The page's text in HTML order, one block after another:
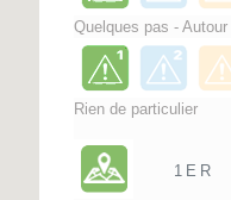
Quelques pas -
Rien de particulier
1ER